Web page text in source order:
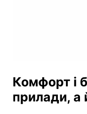
Комфорт і
прилади, а